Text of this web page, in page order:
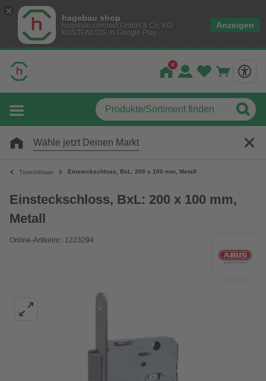
hagebau shop
hagebau connect GmbH & Co. KG
KOSTENLOS- In Google Play
Anzeigen
Wähle jetzt Deinen Markt
Türschlösser Einsteckschloss, BxL: 200 x 100 mm, Metall
Einsteckschloss, BxL: 200 x 100 mm,
Metall
Online-Artikelnr.: 1223294